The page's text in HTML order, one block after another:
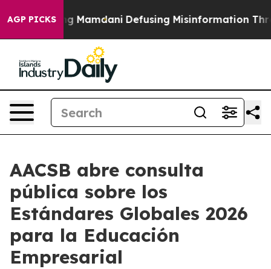
AGP PICKSMamdani Defusing Misinformation Through
AACSB abre consulta
pública sobre los
Estándares Globales 2026
para la Educación
Empresarial